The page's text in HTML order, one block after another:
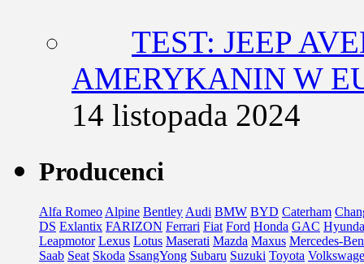
TEST: JEEP
AMERYKANIN W
14 listopada 2024
Producenci
Alfa Romeo Alpine Bentley Audi BMW BYD Caterham
DS Exlantix FARIZON Ferrari Fiat Ford Honda GAC
Leapmotor Lexus Lotus Maserati Mazda Maxus Mercedes-
Saab Seat Skoda SsangYong Subaru Suzuki Toyota